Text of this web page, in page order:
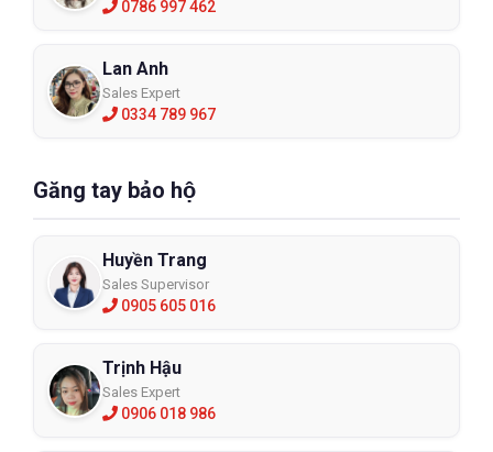
0786 997 462
Lan Anh
Sales Expert
0334 789 967
Găng tay bảo hộ
Huyền Trang
Sales Supervisor
0905 605 016
Trịnh Hậu
Sales Expert
0906 018 986